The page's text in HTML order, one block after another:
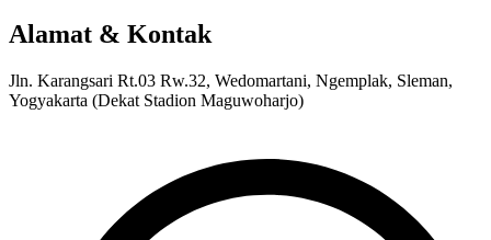
Alamat & Kontak
Jln. Karangsari Rt.03 Rw.32, Wedomartani, Ngemplak, Sleman,
Yogyakarta (Dekat Stadion Maguwoharjo)